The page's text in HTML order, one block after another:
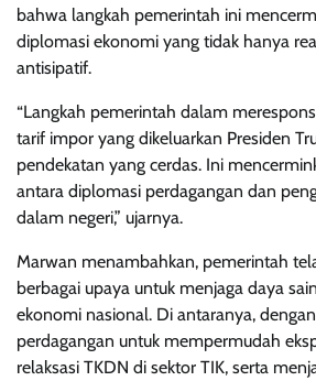
bahwa langkah pemerintah ini
diplomasi ekonomi yang tidak hanya
antisipatif.
“Langkah pemerintah dalam
tarif impor yang dikeluarkan Presiden
pendekatan yang cerdas. Ini
antara diplomasi perdagangan dan
dalam negeri,” ujarnya.
Marwan menambahkan, pemerintah
berbagai upaya untuk menjaga daya
ekonomi nasional. Di antaranya,
perdagangan untuk mempermudah
relaksasi TKDN di sektor TIK, serta